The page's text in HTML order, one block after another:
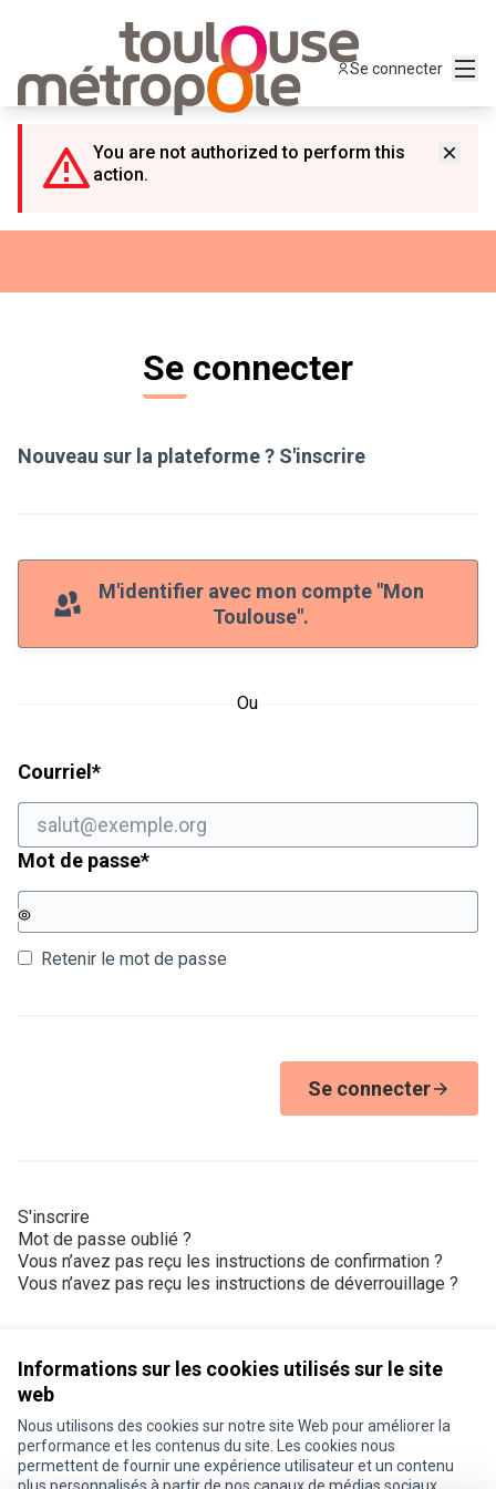
Informations sur les cookies utilisés sur le site
web
Nous utilisons des cookies sur notre site Web pour améliorer la
performance et les contenus du site. Les cookies nous
permettent de fournir une expérience utilisateur et un contenu
Se connecter
You are not authorized to perform this
action.
Se connecter
Nouveau sur la plateforme ? S'inscrire
M'identifier avec mon compte "Mon
Toulouse".
Ou
Courriel *Champ obligatoire
Mot de passe*Champ obligatoire
Retenir le mot de passe
Se connecter
S'inscrire
Mot de passe oublié ?
Vous n’avez pas reçu les instructions de confirmation ?
Vous n’avez pas reçu les instructions de déverrouillage ?
Conditions d'utilisation
Paramètres des cookies
Je participe ! sur X
Je participe ! sur Facebook
Je participe ! sur Instagram